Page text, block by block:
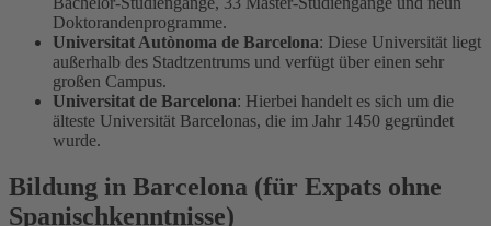
Doktorandenprogramme.
Universitat Autònoma de Barcelona: Diese Universität liegt
außerhalb des Stadtzentrums und verfügt über einen sehr
großen Campus.
Universitat de Barcelona: Hierbei handelt es sich um die
älteste Universität Barcelonas, die im Jahr 1450 gegründet
wurde.
Bildung in Barcelona (für Expats ohne
Spanischkenntnisse)